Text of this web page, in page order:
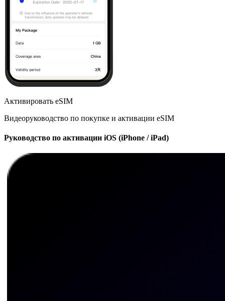
Активировать eSIM
Видеоруководство по покупке и активации eSIM
Руководство по активации iOS (iPhone / iPad)